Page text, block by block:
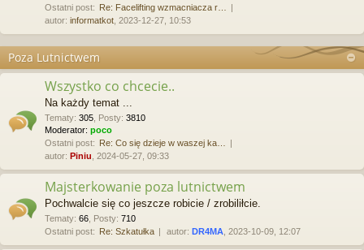
Ostatni post: Re: Facelifting wzmacniacza r…
autor: informatkot , 2023-12-27, 10:53
Poza Lutnictwem
Wszystko co chcecie..
Na każdy temat ...
Tematy: 305 Posty: 3810
Moderator: poco
Ostatni post: Re: Co się dzieje w waszej ka…
autor: Piniu , 2024-05-27, 09:33
Majsterkowanie poza lutnictwem
Pochwalcie się co jeszcze robicie / zrobiliłcie.
Tematy: 66 Posty: 710
Ostatni post: Re: Szkatułka autor: DR4MA , 2023-10-09, 12:07